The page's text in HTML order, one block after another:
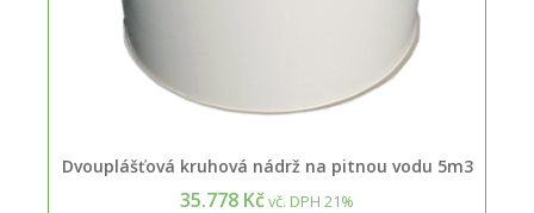
Dvouplášťová kruhová nádrž na pitnou vodu 5m3
35.778 Kčvč. DPH 21%